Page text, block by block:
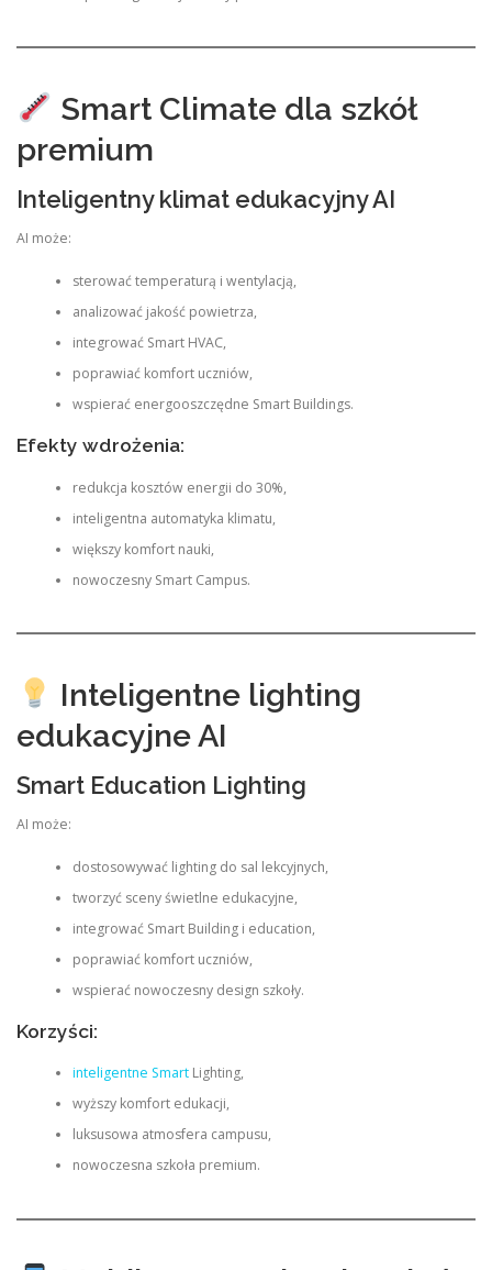
Smart Climate dla szkół
premium
Inteligentny klimat edukacyjny AI
AI może:
sterować temperaturą i wentylacją,
analizować jakość powietrza,
integrować Smart HVAC,
poprawiać komfort uczniów,
wspierać energooszczędne Smart Buildings.
Efekty wdrożenia:
redukcja kosztów energii do 30%,
inteligentna automatyka klimatu,
większy komfort nauki,
nowoczesny Smart Campus.
Inteligentne lighting
edukacyjne AI
Smart Education Lighting
AI może:
dostosowywać lighting do sal lekcyjnych,
tworzyć sceny świetlne edukacyjne,
integrować Smart Building i education,
poprawiać komfort uczniów,
wspierać nowoczesny design szkoły.
Korzyści:
inteligentne SmartLighting,
wyższy komfort edukacji,
luksusowa atmosfera campusu,
nowoczesna szkoła premium.